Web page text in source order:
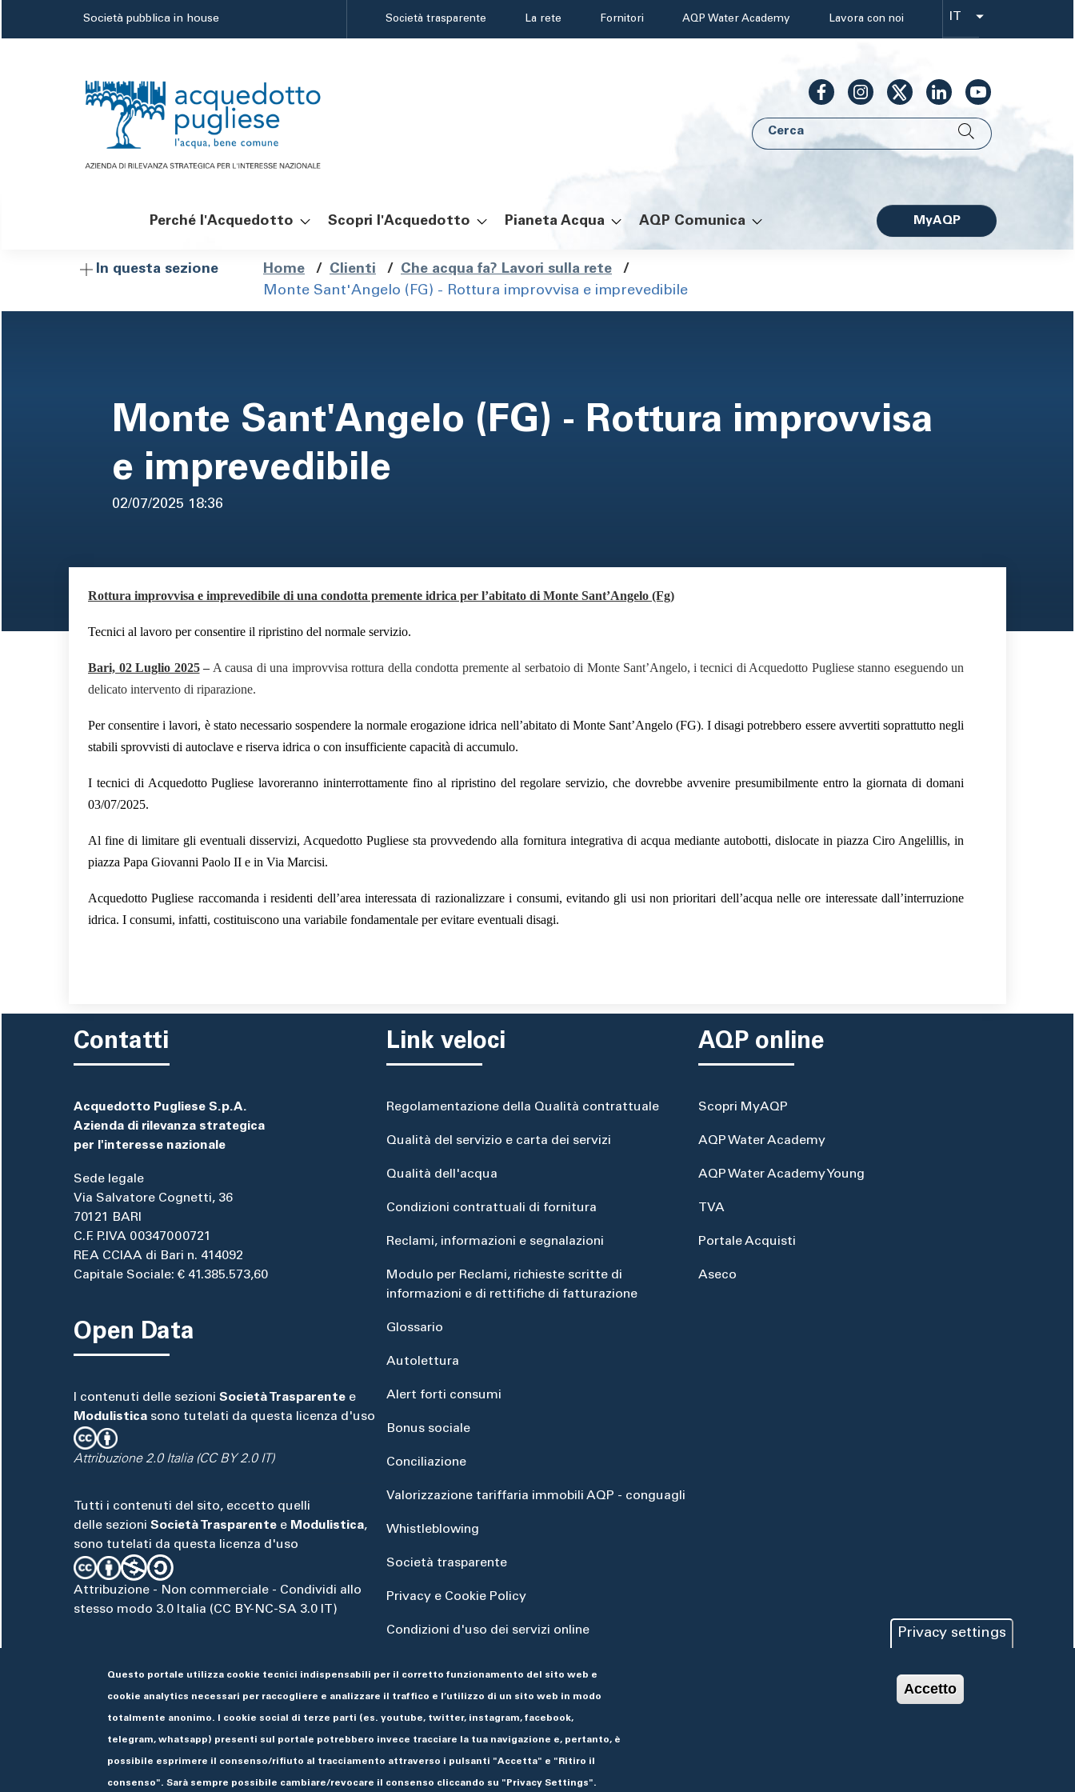
Società pubblica in house
Header
Società trasparente La rete Fornitori AQP Water Academy Lavora con noi
language
Cerca
Navigazione
principale
Perché l'Acquedotto Scopri l'Acquedotto Pianeta Acqua AQP Comunica
AQPMyAQP
In questa sezione
Briciole
di
Home / Clienti / Che acqua fa? Lavori sulla rete
/
Monte Sant'Angelo (FG) - Rottura improvvisa e imprevedibile
Monte Sant'Angelo (FG) - Rottura improvvisa
e imprevedibile
02/07/2025 18:36
Area di testo
Rottura improvvisa e imprevedibile di una condotta premente idrica per l’abitato di Monte Sant’Angelo (Fg)
Tecnici al lavoro per consentire il ripristino del normale servizio.
Bari, 02 Luglio 2025– A causa di una improvvisa rottura della condotta premente al serbatoio di Monte Sant’Angelo, i tecnici di Acquedotto Pugliese stanno eseguendo un
delicato intervento di riparazione.
Per consentire i lavori, è stato necessario sospendere la normale erogazione idrica nell’abitato di Monte Sant’Angelo (FG).I disagi potrebbero essere avvertiti soprattutto negli
stabili sprovvisti di autoclave e riserva idrica o con insufficiente capacità di accumulo.
I tecnici di Acquedotto Pugliese lavoreranno ininterrottamente fino al ripristino del regolare servizio, che dovrebbe avvenire presumibilmente entro la giornata di domani
03/07/2025.
Al fine di limitare gli eventuali disservizi, Acquedotto Pugliese sta provvedendo alla fornitura integrativa di acqua mediante autobotti, dislocate in piazza Ciro Angelillis, in
piazza Papa Giovanni Paolo II e in Via Marcisi.
Acquedotto Pugliese raccomanda i residenti dell’area interessata di razionalizzare i consumi, evitando gli usi non prioritari dell’acqua nelle ore interessate dall’interruzione
idrica. I consumi, infatti, costituiscono una variabile fondamentale per evitare eventuali disagi.
Contatti
Acquedotto Pugliese S.p.A.
Azienda di rilevanza strategica
per l'interesse nazionale
Sede legale
Via Salvatore Cognetti, 36
70121 BARI
C.F. P.IVA 00347000721
REA CCIAA di Bari n. 414092
Capitale Sociale: € 41.385.573,60
Open Data
I contenuti delle sezioni Società Trasparente e
Modulistica sono tutelati da questa licenza d'uso
Attribuzione 2.0 Italia (CC BY 2.0 IT)
Tutti i contenuti del sito, eccetto quelli
delle sezioni Società Trasparente e Modulistica,
sono tutelati da questa licenza d'uso
Attribuzione - Non commerciale - Condividi allo
stesso modo 3.0 Italia (CC BY-NC-SA 3.0 IT)
Link veloci
Regolamentazione della Qualità contrattuale
Qualità del servizio e carta dei servizi
Qualità dell'acqua
Condizioni contrattuali di fornitura
Reclami, informazioni e segnalazioni
Modulo per Reclami, richieste scritte di
informazioni e di rettifiche di fatturazione
Glossario
Autolettura
Alert forti consumi
Bonus sociale
Conciliazione
Valorizzazione tariffaria immobili AQP - conguagli
Whistleblowing
Società trasparente
Privacy e Cookie Policy
Condizioni d'uso dei servizi online
AQP online
Scopri MyAQP
AQP Water Academy
AQP Water Academy Young
TVA
Portale Acquisti
Aseco
Privacy settings
Questo portale utilizza cookie tecnici indispensabili per il corretto funzionamento del sito web e
cookie analytics necessari per raccogliere e analizzare il traffico e l’utilizzo di un sito web in modo
totalmente anonimo. I cookie social di terze parti (es. youtube, twitter, instagram, facebook,
telegram, whatsapp) presenti sul portale potrebbero invece tracciare la tua navigazione e, pertanto, è
possibile esprimere il consenso/rifiuto al tracciamento attraverso i pulsanti "Accetta" e "Ritiro il
consenso". Sarà sempre possibile cambiare/revocare il consenso cliccando su "Privacy Settings".
Accetto